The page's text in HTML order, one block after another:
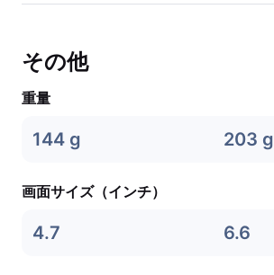
その他
重量
144 g 203 g
画面サイズ（インチ）
4.7 6.6